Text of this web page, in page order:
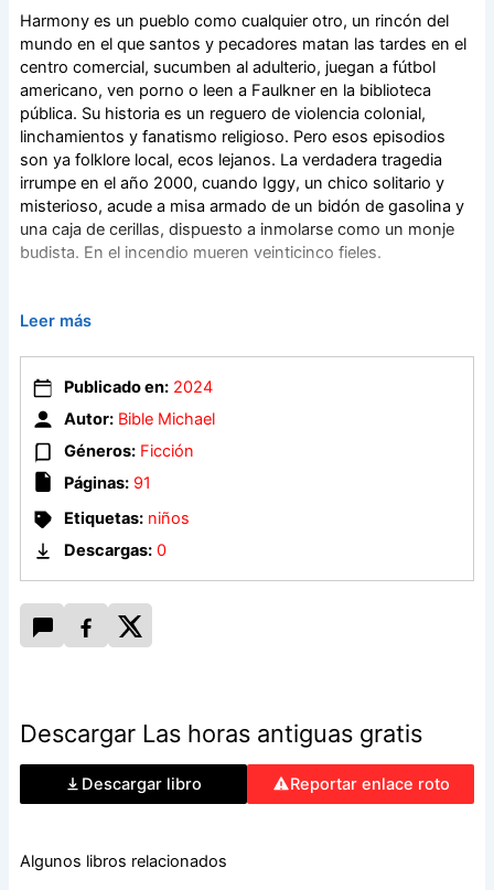
Harmony es un pueblo como cualquier otro, un rincón del
mundo en el que santos y pecadores matan las tardes en el
centro comercial, sucumben al adulterio, juegan a fútbol
americano, ven porno o leen a Faulkner en la biblioteca
pública. Su historia es un reguero de violencia colonial,
linchamientos y fanatismo religioso. Pero esos episodios
son ya folklore local, ecos lejanos. La verdadera tragedia
irrumpe en el año 2000, cuando Iggy, un chico solitario y
misterioso, acude a misa armado de un bidón de gasolina y
una caja de cerillas, dispuesto a inmolarse como un monje
budista. En el incendio mueren veinticinco fieles.
en las víctimas, los testigos y el culpable, que cuenta las
picó a Iggy. ¿Fueron los analgésicos que esnifaba, el alcohol
y la heroína? ¿Su amor «cósmico, salvaje y extraño» por
Cleo? ¿Su dolor ante el absurdo de la existencia?
Michael Bible ha escrito una inolvidable balada sureña, la
historia de un puñado de almas perdidas que se empeñan
en buscar la redención en el lugar más insospechado.
Leer más
Publicado en: 2024
Autor: Bible Michael
Géneros: Ficción
Páginas: 91
Etiquetas: niños
Descargas: 0
Descargar Las horas antiguas gratis
Descargar libro Reportar enlace roto
Algunos libros relacionados